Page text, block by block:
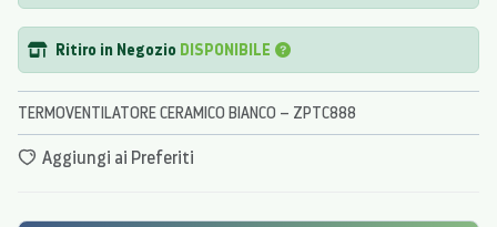
Ritiro in Negozio DISPONIBILE
TERMOVENTILATORE CERAMICO BIANCO – ZPTC888
Aggiungi ai Preferiti